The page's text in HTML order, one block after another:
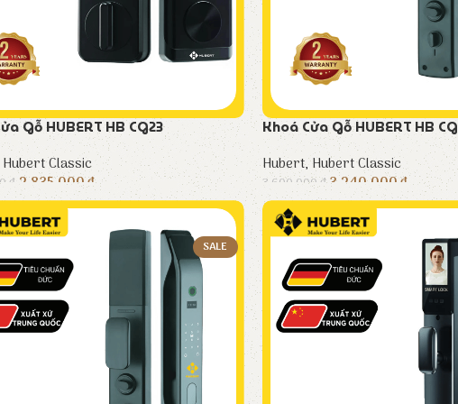
Gỗ HUBERT HB CG23
Hubert Classic
₫ 2.835.000₫
Khoá Cửa Gỗ HUBERT HB
Hubert,Hubert Classic
3.600.000₫3.240.000₫
SALE